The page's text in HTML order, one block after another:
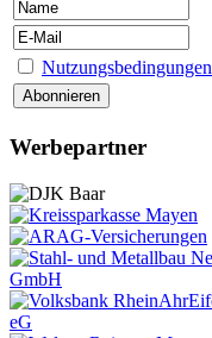
Nutzungsbedingungen
Werbepartner